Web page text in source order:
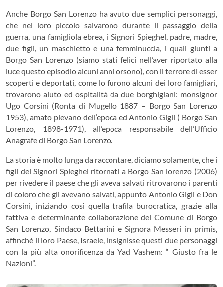
Anche Borgo San Lorenzo ha avuto due semplici personaggi,
che nel loro piccolo salvarono durante il passaggio della
guerra, una famigliola ebrea, i Signori Spieghel, padre, madre,
due figli, un maschietto e una femminuccia, i quali giunti a
Borgo San Lorenzo (siamo stati felici nell’aver riportato alla
luce questo episodio alcuni anni orsono), con il terrore di esser
scoperti e deportati, come lo furono alcuni dei loro famigliari,
trovarono aiuto ed ospitalità da due borghigiani: monsignor
Ugo Corsini (Ronta di Mugello 1887 – Borgo San Lorenzo
1953), amato pievano dell’epoca ed Antonio Gigli ( Borgo San
Lorenzo, 1898-1971), all’epoca responsabile dell’Ufficio
Anagrafe di Borgo San Lorenzo.
La storia è molto lunga da raccontare, diciamo solamente, che i
figli dei Signori Spieghel ritornati a Borgo San lorenzo (2006)
per rivedere il paese che gli aveva salvati ritrovarono i parenti
di coloro che gli avevano salvati, appunto Antonio Gigli e Don
Corsini, iniziando così quella trafila burocratica, grazie alla
fattiva e determinante collaborazione del Comune di Borgo
San Lorenzo, Sindaco Bettarini e Signora Messeri in primis,
affinchè il loro Paese, Israele, insignisse questi due personaggi
con la più alta onorificenza da Yad Vashem: “ Giusto fra le
Nazioni”.